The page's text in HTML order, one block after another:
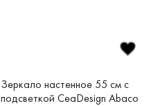
Зеркало настенное 55 см с
подсветкой CeaDesign Abaco